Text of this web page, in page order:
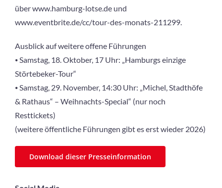
über www.hamburg-lotse.de und
www.eventbrite.de/cc/tour-des-monats-211299.
Ausblick auf weitere offene Führungen
⦁ Samstag, 18. Oktober, 17 Uhr: „Hamburgs einzige
Störtebeker-Tour“
⦁ Samstag, 29. November, 14:30 Uhr: „Michel, Stadthöfe
& Rathaus“ – Weihnachts-Special“ (nur noch
Resttickets)
(weitere öffentliche Führungen gibt es erst wieder 2026)
Download dieser Presseinformation